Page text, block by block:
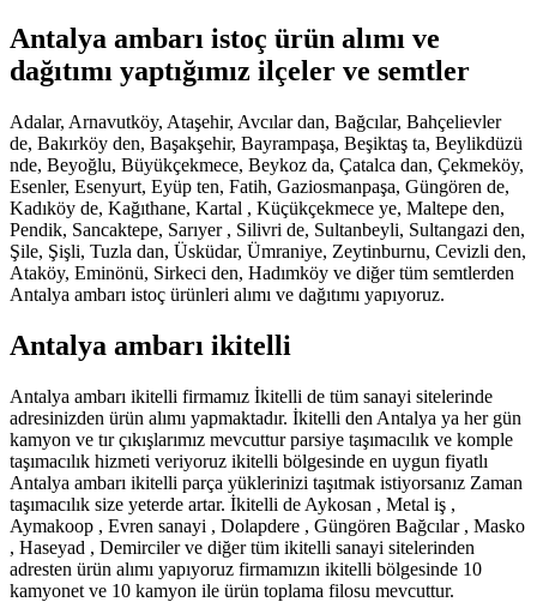
Antalya ambarı istoç ürün alımı ve
dağıtımı yaptığımız ilçeler ve semtler
Adalar, Arnavutköy, Ataşehir, Avcılar dan, Bağcılar, Bahçelievler
de, Bakırköy den, Başakşehir, Bayrampaşa, Beşiktaş ta, Beylikdüzü
nde, Beyoğlu, Büyükçekmece, Beykoz da, Çatalca dan, Çekmeköy,
Esenler, Esenyurt, Eyüp ten, Fatih, Gaziosmanpaşa, Güngören de,
Kadıköy de, Kağıthane, Kartal , Küçükçekmece ye, Maltepe den,
Pendik, Sancaktepe, Sarıyer , Silivri de, Sultanbeyli, Sultangazi den,
Şile, Şişli, Tuzla dan, Üsküdar, Ümraniye, Zeytinburnu, Cevizli den,
Ataköy, Eminönü, Sirkeci den, Hadımköy ve diğer tüm semtlerden
Antalya ambarı istoç ürünleri alımı ve dağıtımı yapıyoruz.
Antalya ambarı ikitelli
Antalya ambarı ikitelli firmamız İkitelli de tüm sanayi sitelerinde
adresinizden ürün alımı yapmaktadır. İkitelli den Antalya ya her gün
kamyon ve tır çıkışlarımız mevcuttur parsiye taşımacılık ve komple
taşımacılık hizmeti veriyoruz ikitelli bölgesinde en uygun fiyatlı
Antalya ambarı ikitelli parça yüklerinizi taşıtmak istiyorsanız Zaman
taşımacılık size yeterde artar. İkitelli de Aykosan , Metal iş ,
Aymakoop , Evren sanayi , Dolapdere , Güngören Bağcılar , Masko
, Haseyad , Demirciler ve diğer tüm ikitelli sanayi sitelerinden
adresten ürün alımı yapıyoruz firmamızın ikitelli bölgesinde 10
kamyonet ve 10 kamyon ile ürün toplama filosu mevcuttur.